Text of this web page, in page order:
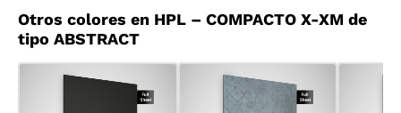
Otros colores en HPL – COMPACTO X-XM de
tipo ABSTRACT